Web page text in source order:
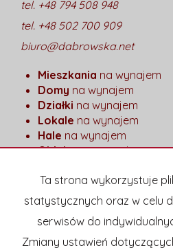
tel. +48 794 508 948
tel. +48 502 700 909
biuro@dabrowska.net
Mieszkania na wynajem
Domy na wynajem
Działki na wynajem
Lokale na wynajem
Hale na wynajem
Obiektyna wynajem
Mieszkaniana sprzedaż
Działkina sprzedaż
Lokalena sprzedaż
Hale na sprzedaż
Ta strona wykorzystuje
statystycznych oraz w celu
serwisów do
Zmiany ustawień